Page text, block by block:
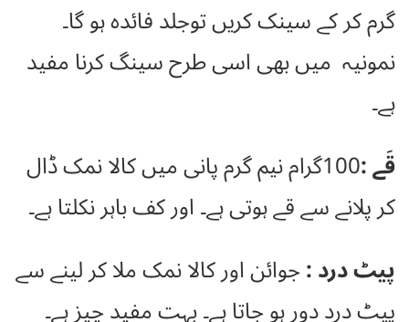
گرم کر کے سینک کریں توجلد فائدہ ہو گا۔
نمونیہ میں بھی اسی طرح سینگ کرنا مفید
ہے۔
قَے :
100گرام نیم گرم پانی میں کالا نمک ڈال
کر پلانے سے قے ہوتی ہے۔ اور کف باہر نکلتا ہے۔
پیٹ درد :جوائن اور کالا نمک ملا کر لینے سے
پیٹ درد دور ہو جاتا ہے۔ بہت مفید چیز ہے۔